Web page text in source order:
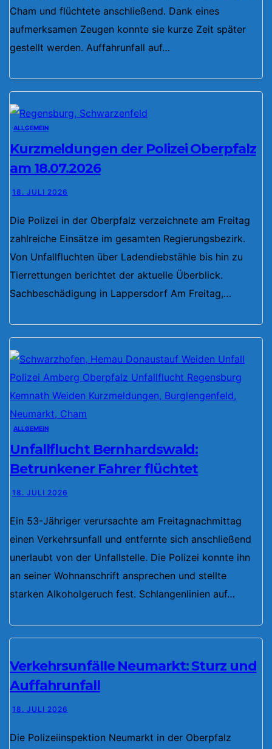
Cham und flüchtete anschließend. Dank eines
aufmerksamen Zeugen konnte sie kurze Zeit später
gestellt werden. Auffahrunfall auf…
ALLGEMEIN
Kurzmeldungen der Polizei Oberpfalz
am 18.07.2026
18. JULI 2026
Die Polizei in der Oberpfalz verzeichnete am Freitag
zahlreiche Einsätze im gesamten Regierungsbezirk.
Von Unfallfluchten über Ladendiebstähle bis hin zu
Tierrettungen berichtet der aktuelle Überblick.
Sachbeschädigung in Lappersdorf Am Freitag,…
ALLGEMEIN
Unfallflucht Bernhardswald:
Betrunkener Fahrer flüchtet
18. JULI 2026
Ein 53-Jähriger verursachte am Freitagnachmittag
einen Verkehrsunfall und entfernte sich anschließend
unerlaubt von der Unfallstelle. Die Polizei konnte ihn
an seiner Wohnanschrift ansprechen und stellte
starken Alkoholgeruch fest. Schlangenlinien auf…
Verkehrsunfälle Neumarkt: Sturz und
Auffahrunfall
18. JULI 2026
Die Polizeiinspektion Neumarkt in der Oberpfalz